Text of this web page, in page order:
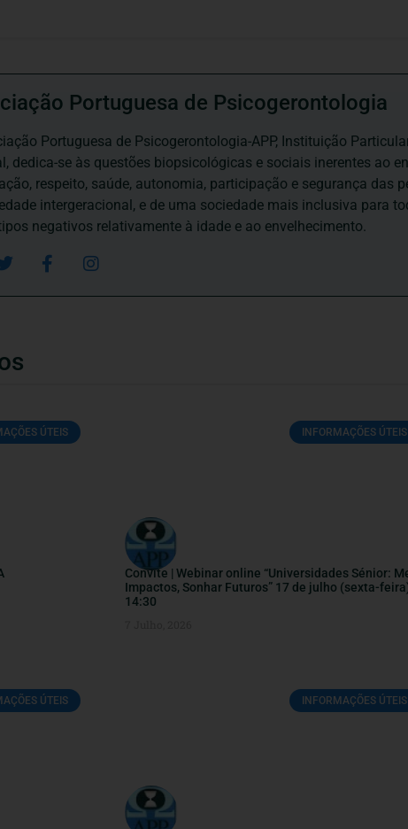
Portuguesa de Psicogerontologia
Portuguesa de Psicogerontologia-APP, Instituição
dedica-se às questões biopsicológicas e sociais inerentes ao
respeito, saúde, autonomia, participação e segurança das
intergeracional, e de uma sociedade mais inclusiva para
negativos relativamente à idade e ao envelhecimento.
ÚTEIS INFORMAÇÕES ÚTEIS
Convite | Webinar online “Universidades Sénior:
Impactos, Sonhar Futuros” 17 de julho (sexta-
14:30
ÚTEIS INFORMAÇÕES ÚTEIS